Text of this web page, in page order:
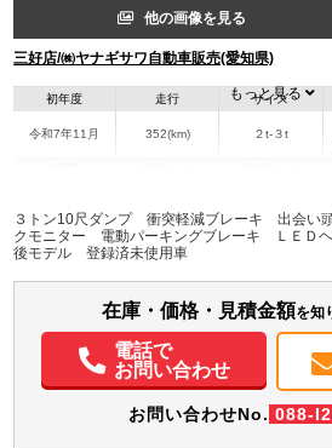
他の画像を見る
三好店/㈱ヤナギサワ自動車販売(愛知県)
初年度
令和7年11月
走行
352(km)
サイズ
２t-３t
愛知県
W:1,590
H:370
W:1,690
H:1,990
パワステ パワーウィンドウ ABS エ
電動格納ミラー
バックモニター 取扱説明書（一部
もっと見る
３トン10尺ダンプ 衝突軽減ブレーキ 出会
クモニター 電動パーキングブレーキ ＬＥＤ
後モデル 登録済未使用車
在庫・価格・見積金額を知
電話で
お問い合わせ
お問い合わせNo. 088-